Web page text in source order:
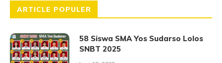
ARTICLE POPULER
58 Siswa SMA Yos Sudarso Lolos
SNBT 2025